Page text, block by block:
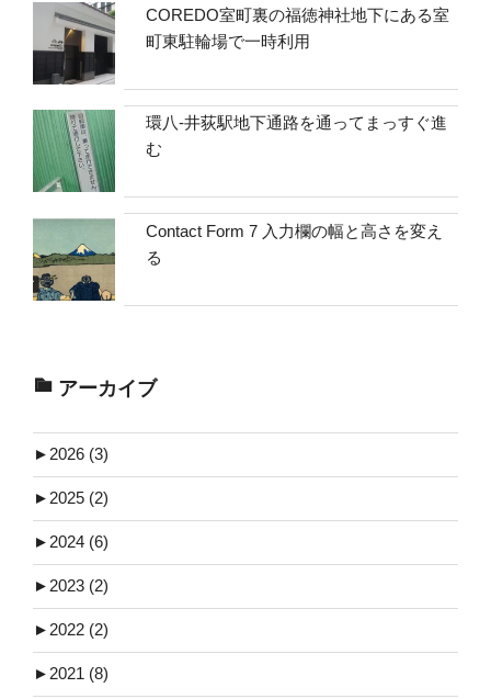
COREDO室町裏の福徳神社地下にある室
町東駐輪場で一時利用
環八-井荻駅地下通路を通ってまっすぐ進
む
Contact Form 7 入力欄の幅と高さを変え
る
アーカイブ
► 2026 (3)
► 2025 (2)
► 2024 (6)
► 2023 (2)
► 2022 (2)
► 2021 (8)